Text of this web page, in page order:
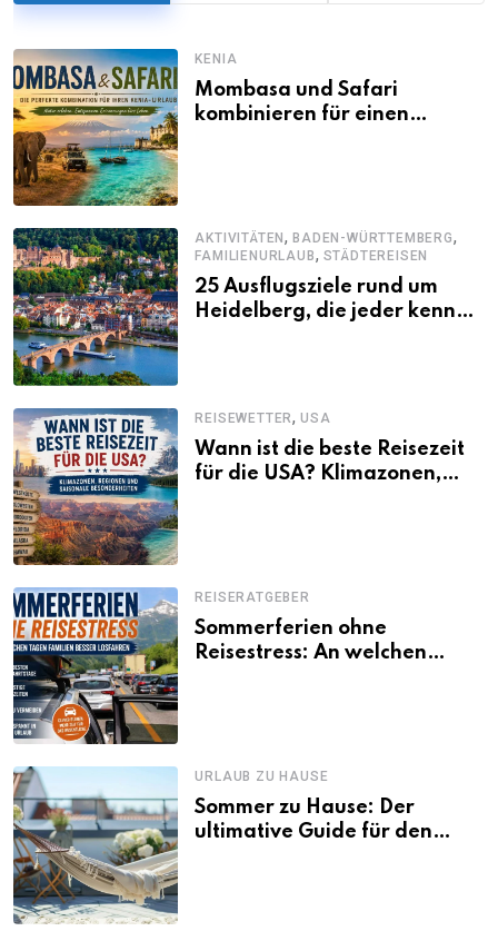
KENIA
Mombasa und Safari
kombinieren für einen
AKTIVITÄTEN,BADEN-WÜRTTEMBERG,
FAMILIENURLAUB, STÄDTEREISEN
25 Ausflugsziele rund um
Heidelberg, die jeder kennen
REISEWETTER,USA
Wann ist die beste Reisezeit
für die USA? Klimazonen,
REISERATGEBER
Sommerferien ohne
Reisestress: An welchen
URLAUB ZU HAUSE
Sommer zu Hause: Der
ultimative Guide für den